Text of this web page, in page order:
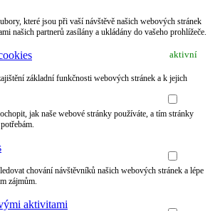
které jsou při vaší návštěvě našich webových stránek
našich partnerů zasílány a ukládány do vašeho prohlížeče.
aktivní
základní funkčnosti webových stránek a k jejich
jak naše webové stránky používáte, a tím stránky
chování návštěvníků našich webových stránek a lépe
zájmům.
aktivitami